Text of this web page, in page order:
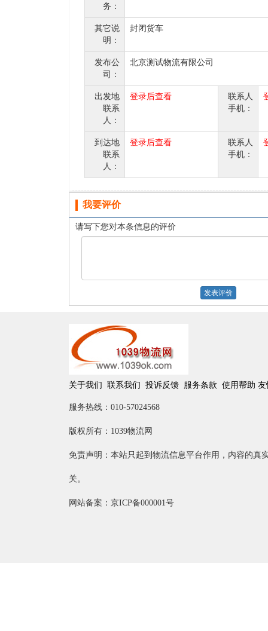
务：
其它说
明：
封闭货车
发布公
司：
北京测试物流有限公司
出发地
联系
人：
登录后查看
联系人
手机：
到达地
联系
人：
登录后查看
联系人
手机：
我要评价
请写下您对本条信息的评价
发表评价
关于我们 联系我们 投诉反馈 服务条款 使用帮助 友
服务热线：010-57024568
版权所有：1039物流网
免责声明：本站只起到物流信息平台作用，内容的真
关。
网站备案：京ICP备000001号